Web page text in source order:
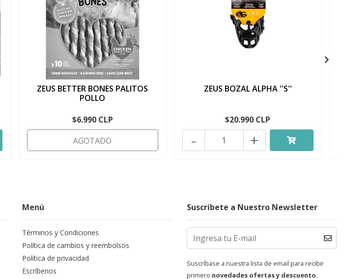
ZEUS BETTER BONES PALITOS
POLLO
$6.990 CLP
AGOTADO
ZEUS BOZAL ALPHA ''S''
$20.990 CLP
+
-
Menú
Términos y Condiciones
Política de cambios y reembolsos
Política de privacidad
Escríbenos
Suscríbete a Nuestro Newsletter
Suscríbase a nuestra lista de email para recibir
primero novedades ofertas y descuento.